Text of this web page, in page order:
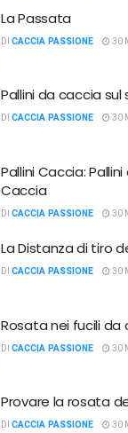
La Passata
DI CACCIA PASSIONE 30
Pallini da caccia sul
DI CACCIA PASSIONE 30
Pallini Caccia:
Caccia
DI CACCIA PASSIONE 30
La Distanza di tiro
DI CACCIA PASSIONE 30
Rosata nei fucili da
DI CACCIA PASSIONE 30
Provare la rosata
DI CACCIA PASSIONE 30